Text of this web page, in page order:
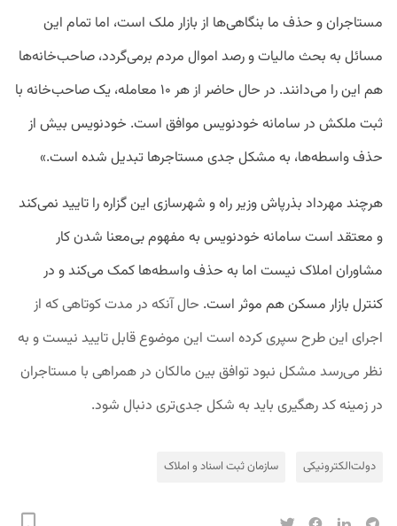
مستاجران و حذف ما بنگاهی‌ها از بازار ملک است، اما تمام این
مسائل به بحث مالیات و رصد اموال مردم برمی‌گردد، صاحب‌خانه‌ها
هم این را می‌دانند. در حال حاضر از هر ۱۰ معامله، یک صاحب‌خانه با
ثبت ملکش در سامانه خودنویس موافق است. خودنویس بیش از
حذف واسطه‌ها، به مشکل جدی مستاجرها تبدیل شده است.»
هرچند مهرداد بذرپاش وزیر راه و شهرسازی این گزاره را تایید نمی‌کند
و معتقد است سامانه خودنویس به مفهوم بی‌معنا شدن کار
مشاوران املاک نیست اما به حذف واسطه‌ها کمک می‌کند و در
کنترل بازار مسکن هم موثر است. حال آنکه در مدت کوتاهی که از
اجرای این طرح سپری کرده است این موضوع قابل تایید نیست و به
نظر می‌رسد مشکل نبود توافق بین مالکان در همراهی با مستاجران
در زمینه کد رهگیری باید به شکل جدی‌تری دنبال شود.
دولت‌الکترونیکی سازمان ثبت اسناد و املاک